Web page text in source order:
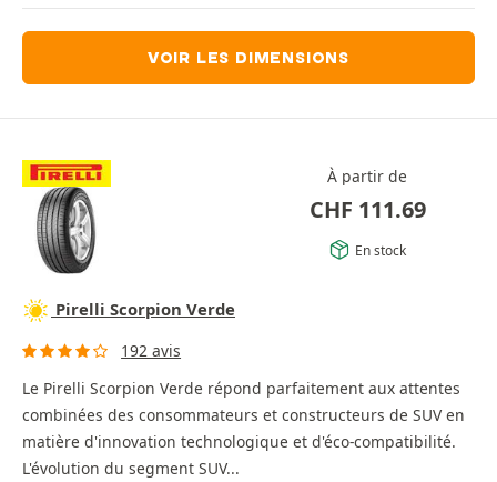
VOIR LES DIMENSIONS
À partir de
CHF 111.69
En stock
Pirelli Scorpion Verde
192 avis
Le Pirelli Scorpion Verde répond parfaitement aux attentes
combinées des consommateurs et constructeurs de SUV en
matière d'innovation technologique et d'éco-compatibilité.
L'évolution du segment SUV...